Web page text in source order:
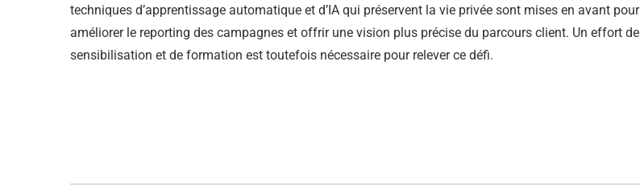
techniques d’apprentissage automatique et d’IA qui préservent la vie privée sont mises en avant pour
améliorer le reporting des campagnes et offrir une vision plus précise du parcours client. Un effort de
sensibilisation et de formation est toutefois nécessaire pour relever ce défi.